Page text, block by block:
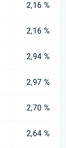
2,16 %
2,16 %
2,94 %
2,97 %
2,70 %
2,64 %